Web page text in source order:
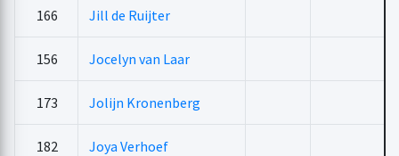
166 Jill de Ruijter
156 Jocelyn van Laar
173 Jolijn Kronenberg
182 Joya Verhoef